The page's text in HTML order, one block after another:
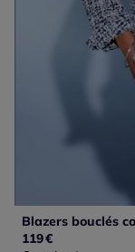
Blazers bouclés
119€